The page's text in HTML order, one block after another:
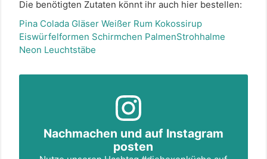
Die benötigten Zutaten könnt ihr auch hier bestellen:
Pina Colada GläserWeißer Rum Kokossirup
Eiswürfelformen Schirmchen PalmenStrohhalme
Neon Leuchtstäbe
Nachmachen und auf Instagram
posten